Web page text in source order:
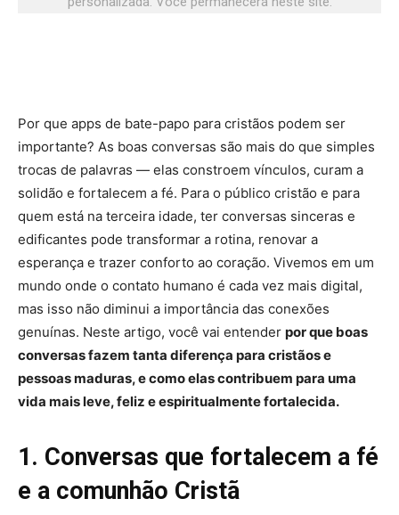
Por que apps de bate-papo para cristãos podem ser
importante? As boas conversas são mais do que simples
trocas de palavras — elas constroem vínculos, curam a
solidão e fortalecem a fé. Para o público cristão e para
quem está na terceira idade, ter conversas sinceras e
edificantes pode transformar a rotina, renovar a
esperança e trazer conforto ao coração. Vivemos em um
mundo onde o contato humano é cada vez mais digital,
mas isso não diminui a importância das conexões
genuínas. Neste artigo, você vai entender por que boas
conversas fazem tanta diferença para cristãos e
pessoas maduras, e como elas contribuem para uma
vida mais leve, feliz e espiritualmente fortalecida.
1. Conversas que fortalecem a fé
e a comunhão Cristã